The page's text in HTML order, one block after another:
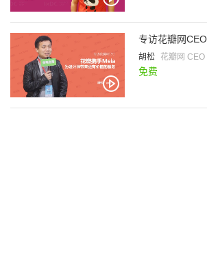
胡松 花瓣网 CEO
免费